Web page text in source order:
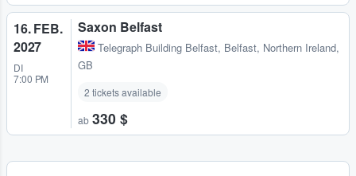
16. FEB.
2027
DI
7:00 PM
Saxon Belfast
Telegraph Building Belfast, Belfast, Northern Ireland,
GB
2 tickets available
ab 330 $